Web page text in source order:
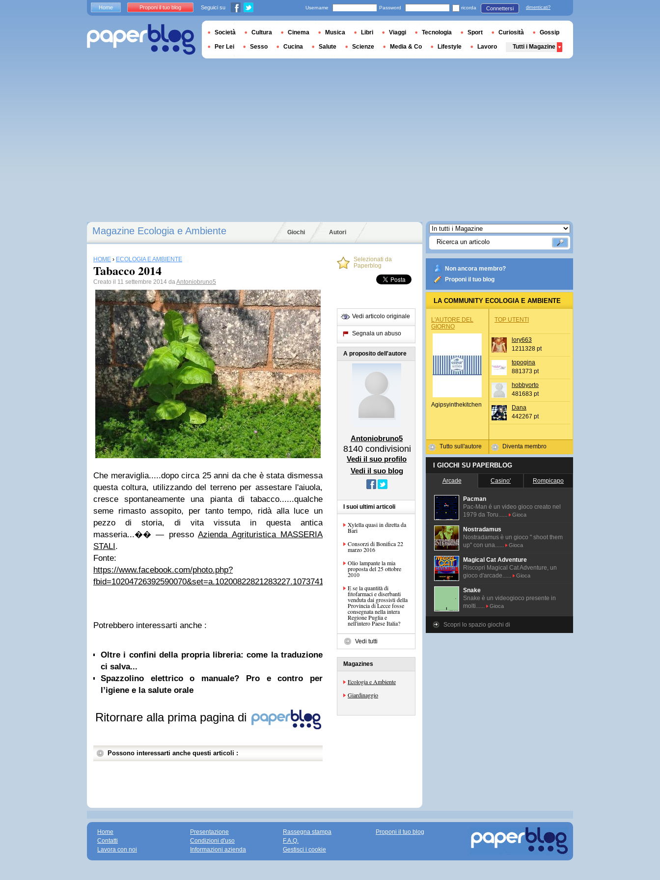
Magazine Ecologia e Ambiente Giochi Autori
HOME › ECOLOGIA E AMBIENTE
Tabacco 2014
Creato il 11 settembre 2014 daAntoniobruno5
Che meraviglia.....dopo circa 25 anni da che è stata dismessa
questa coltura, utilizzando del terreno per assestare l'aiuola,
cresce spontaneamente una pianta di tabacco......qualche
seme rimasto assopito, per tanto tempo, ridà alla luce un
pezzo di storia, di vita vissuta in questa antica
masseria...�� — pressoAzienda Agrituristica MASSERIA
STALI.
Fonte:
https://www.facebook.com/photo.php?
fbid=10204726392590070&set=a.10200822821283227.1073741825.1544502058&type=1&theater
Potrebbero interessarti anche :
Oltre i confini della propria libreria: come la traduzione
ci salva...
Spazzolino elettrico o manuale? Pro e contro per
l’igiene e la salute orale
Ritornare alla prima pagina di
Possono interessarti anche questi articoli :
Selezionati da
Paperblog
Vedi articolo originale
Segnala un abuso
A proposito dell'autore
Antoniobruno5
8140 condivisioni
Vedi il suo profilo
Vedi il suo blog
I suoi ultimi articoli
Xylella quasi in diretta da
Bari
Consorzi di Bonifica 22
marzo 2016
Olio lampante la mia
proposta del 25 ottobre
2010
E se la quantità di
fitofarmaci e diserbanti
venduta dai grossisti della
Provincia di Lecce fosse
consegnata nella intera
Regione Puglia e
nell'intero Paese Italia?
Vedi tutti
Magazines
Ecologia e Ambiente
Giardinaggio
Non ancora membro?
Proponi il tuo blog
LA COMMUNITY ECOLOGIA E AMBIENTE
L'AUTORE DEL
GIORNO
Agipsyinthekitchen
Tutto sull'autore
TOP UTENTI
lory663
1211328 pt
topogina
881373 pt
hobbyorto
481683 pt
Dana
442267 pt
Diventa membro
I GIOCHI SU PAPERBLOG
Arcade Casino' Rompicapo
Pacman
Pac-Man é un video gioco creato nel
1979 da Toru......
Gioca
Nostradamus
Nostradamus è un gioco " shoot them
up" con una......
Gioca
Magical Cat Adventure
Riscopri Magical Cat Adventure, un
gioco d'arcade......
Gioca
Snake
Snake è un videogioco presente in
molti......
Gioca
Scopri lo spazio giochi di
Home Proponi il tuo blog Seguici su Username Password ricorda Connettersi dimenticati?
Società Cultura Cinema Musica Libri Viaggi Tecnologia Sport Curiosità Gossip
Per Lei Sesso Cucina Salute Scienze Media & Co Lifestyle Lavoro Tutti i Magazine
Home
Contatti
Lavora con noi
Presentazione
Condizioni d'uso
Informazioni azienda
Rassegna stampa
F.A.Q.
Gestisci i cookie
Proponi il tuo blog